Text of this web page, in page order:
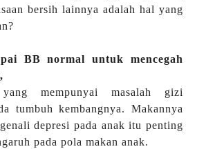
bersih lainnya adalah hal yang
BB normal untuk mencegah
mempunyai masalah gizi
tumbuh kembangnya. Makannya
depresi pada anak itu penting
pada pola makan anak.